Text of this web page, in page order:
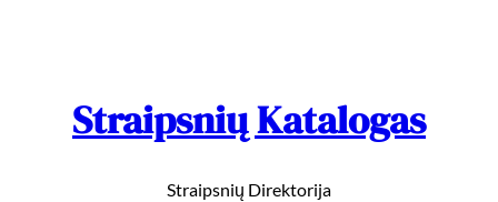
Straipsnių Katalogas
Straipsnių Direktorija